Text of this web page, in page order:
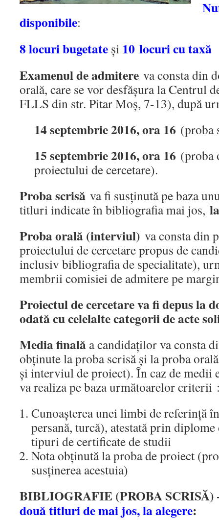
disponibile:
8 locuri bugetate și 10 locuri cu taxă
Examenul de admitere va consta din
orală, care se vor desfășura la Centrul
FLLS din str. Pitar Moș, 7-13), după
14 septembrie 2016, ora 16 (proba
15 septembrie 2016, ora 16 (proba
proiectului de cercetare).
Proba scrisă va fi susținută pe baza
titluri indicate în bibliografia mai jos,
Proba orală (interviul) va consta din
proiectului de cercetare propus de
inclusiv bibliografia de specialitate),
membrii comisiei de admitere pe
Proiectul de cercetare va fi depus la
odată cu celelalte categorii de acte
Media finală a candidaților va consta
obținute la proba scrisă și la proba
și interviul de proiect). În caz de medii
va realiza pe baza următoarelor criterii
Cunoașterea unei limbi de referință
persană, turcă), atestată prin
tipuri de certificate de studii
Nota obținută la proba de proiect
susținerea acestuia)
BIBLIOGRAFIE (PROBA
două titluri de mai jos, la alegere: